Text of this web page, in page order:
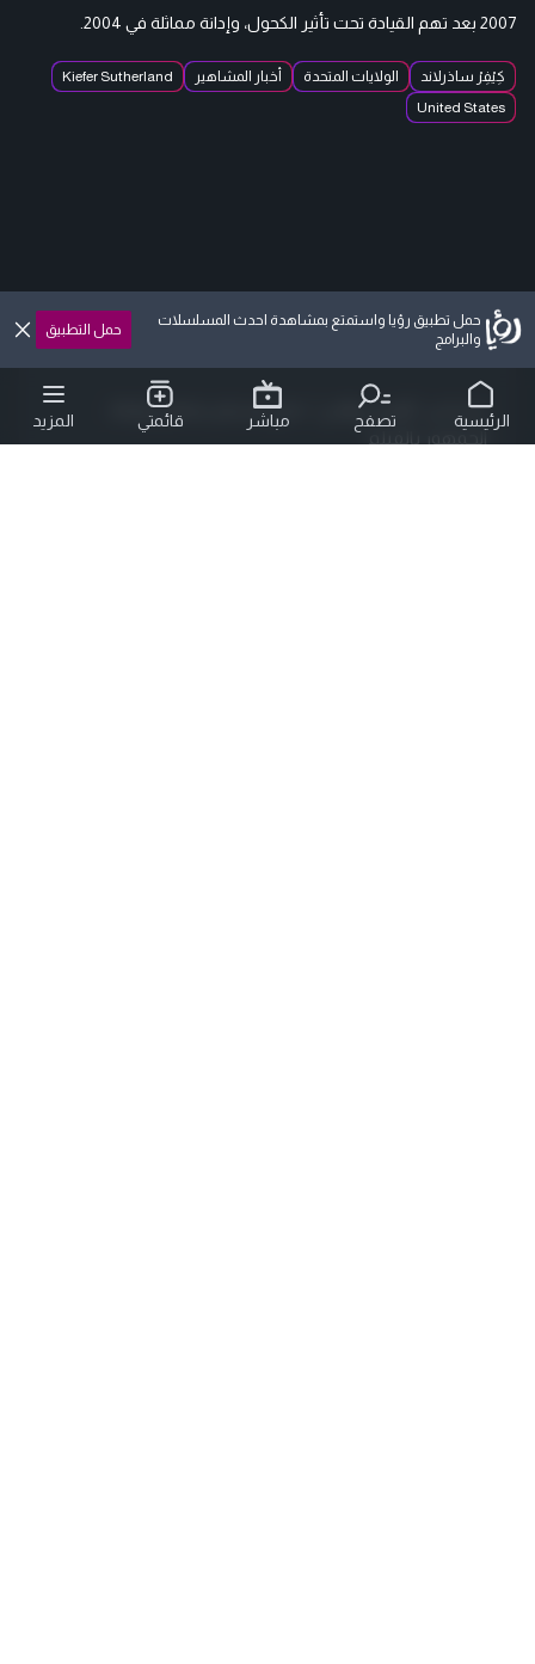
2007 بعد تهم القيادة تحت تأثير الكحول، وإدانة مماثلة في 2004.
كِيْفِرْ ساذرلاند الولايات المتحدة أخبار المشاهير
Kiefer Sutherland
United States
Top 10
يسرا عن “الإنس والجن”: نجاح مستمر بفضل ارتباط
حمل تطبيق رؤيا واستمتع بمشاهدة احدث المسلسلات
والبرامج
حمل التطبيق
الرئيسية تصفح مباشر قائمتي المزيد